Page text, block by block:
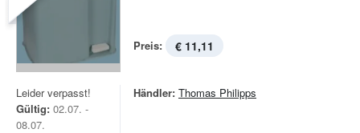
Preis: € 11,11
Leider verpasst!
Gültig: 02.07. -
08.07.
Händler: Thomas Philipps